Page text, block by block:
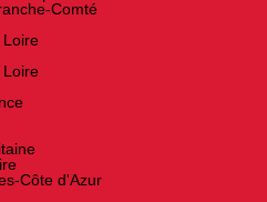
Comté
Loire
Loire
Côte d'Azur